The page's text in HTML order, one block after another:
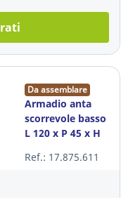
Da assemblare
Armadio anta
scorrevole basso
L 120 x P 45 x H
Ref.: 17.875.611